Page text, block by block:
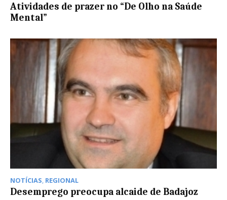
Atividades de prazer no “De Olho na Saúde
Mental”
NOTÍCIAS, REGIONAL
Desemprego preocupa alcaide de Badajoz